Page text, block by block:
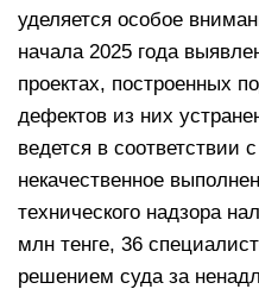
уделяется особое
начала 2025 года
проектах, построенных
дефектов из них
ведется в соответствии
некачественное
технического надзора
млн тенге, 36
решением суда за